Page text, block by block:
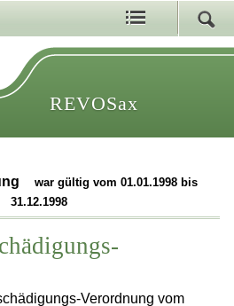
REVOSax
war gültig vom 01.01.1998 bis
31.12.1998
Verordnung vom